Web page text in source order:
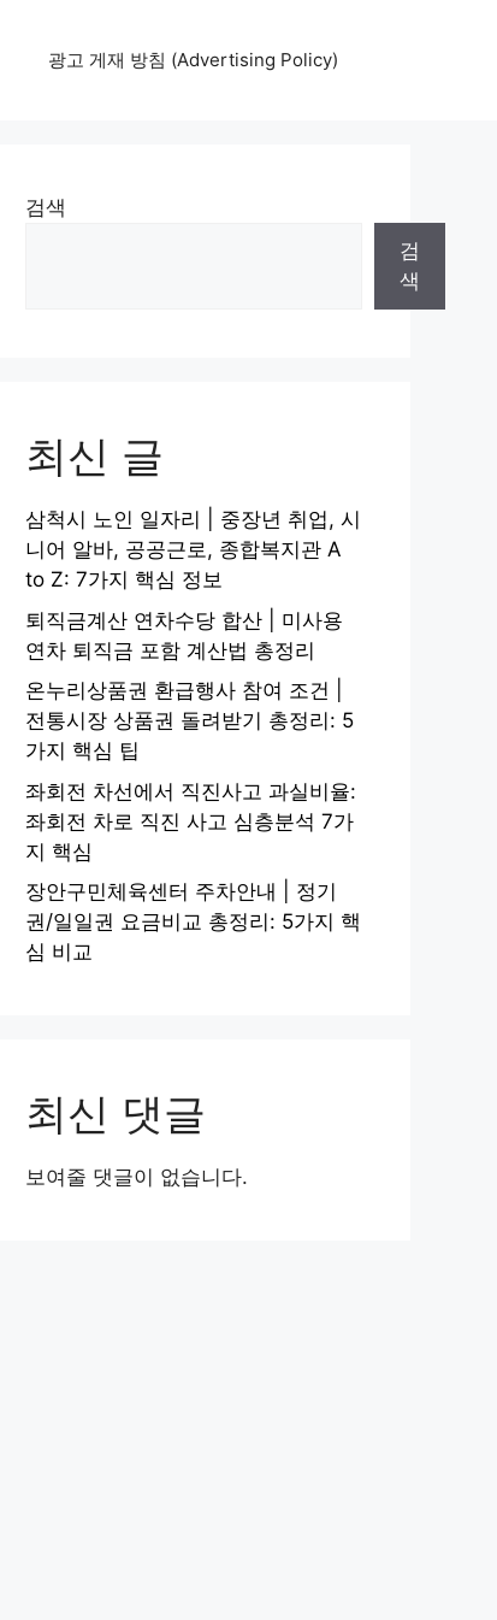
광고 게재 방침 (Advertising Policy)
검색
검
색
최신 글
삼척시 노인 일자리 | 중장년 취업, 시
니어 알바, 공공근로, 종합복지관 A
to Z: 7가지 핵심 정보
퇴직금계산 연차수당 합산 | 미사용
연차 퇴직금 포함 계산법 총정리
온누리상품권 환급행사 참여 조건 |
전통시장 상품권 돌려받기 총정리: 5
가지 핵심 팁
좌회전 차선에서 직진사고 과실비율:
좌회전 차로 직진 사고 심층분석 7가
지 핵심
장안구민체육센터 주차안내 | 정기
권/일일권 요금비교 총정리: 5가지 핵
심 비교
최신 댓글
보여줄 댓글이 없습니다.